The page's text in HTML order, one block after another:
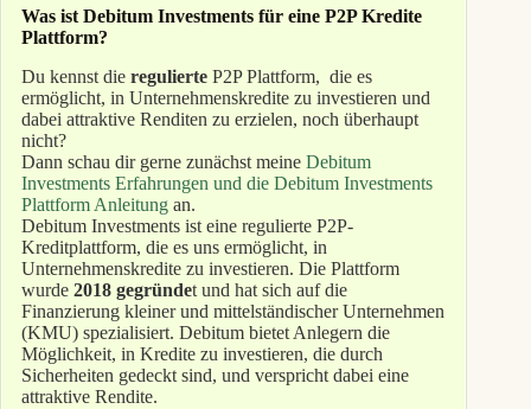
Was ist Debitum Investments für eine P2P Kredite
Plattform?
Du kennst die regulierte P2P Plattform, die es
ermöglicht, in Unternehmenskredite zu investieren und
dabei attraktive Renditen zu erzielen, noch überhaupt
nicht?
Dann schau dir gerne zunächst meine Debitum
Investments Erfahrungen und die Debitum Investments
Plattform Anleitung an.
Debitum Investments ist eine regulierte P2P-
Kreditplattform, die es uns ermöglicht, in
Unternehmenskredite zu investieren. Die Plattform
wurde 2018 gegründet und hat sich auf die
Finanzierung kleiner und mittelständischer Unternehmen
(KMU) spezialisiert. Debitum bietet Anlegern die
Möglichkeit, in Kredite zu investieren, die durch
Sicherheiten gedeckt sind, und verspricht dabei eine
attraktive Rendite.